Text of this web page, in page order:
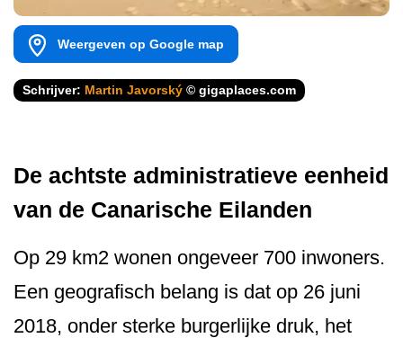
Weergeven op Google map
Schrijver: Martin Javorský © gigaplaces.com
De achtste administratieve eenheid
van de Canarische Eilanden
Op 29 km2 wonen ongeveer 700 inwoners.
Een geografisch belang is dat op 26 juni
2018, onder sterke burgerlijke druk, het